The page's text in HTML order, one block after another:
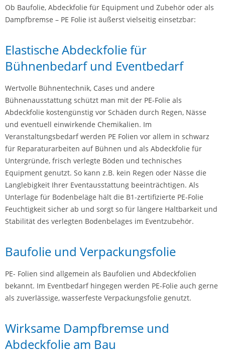
Ob Baufolie, Abdeckfolie für Equipment und Zubehör oder als
Dampfbremse – PE Folie ist äußerst vielseitig einsetzbar:
Elastische Abdeckfolie für
Bühnenbedarf und Eventbedarf
Wertvolle Bühnentechnik, Cases und andere
Bühnenausstattung schützt man mit der PE-Folie als
Abdeckfolie kostengünstig vor Schäden durch Regen, Nässe
und eventuell einwirkende Chemikalien. Im
Veranstaltungsbedarf werden PE Folien vor allem in schwarz
für Reparaturarbeiten auf Bühnen und als Abdeckfolie für
Untergründe, frisch verlegte Böden und technisches
Equipment genutzt. So kann z.B. kein Regen oder Nässe die
Langlebigkeit Ihrer Eventausstattung beeinträchtigen. Als
Unterlage für Bodenbeläge hält die B1-zertifizierte PE-Folie
Feuchtigkeit sicher ab und sorgt so für längere Haltbarkeit und
Stabilität des verlegten Bodenbelages im Eventzubehör.
Baufolie und Verpackungsfolie
PE- Folien sind allgemein als Baufolien und Abdeckfolien
bekannt. Im Eventbedarf hingegen werden PE-Folie auch gerne
als zuverlässige, wasserfeste Verpackungsfolie genutzt.
Wirksame Dampfbremse und
Abdeckfolie am Bau